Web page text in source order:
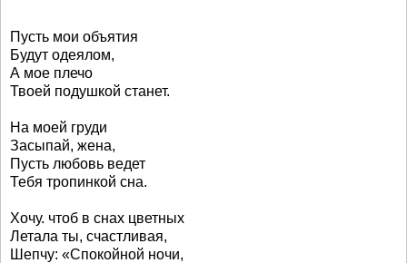
Пусть мои объятия
Будут одеялом,
А мое плечо
Твоей подушкой станет.
На моей груди
Засыпай, жена,
Пусть любовь ведет
Тебя тропинкой сна.
Хочу. чтоб в снах цветных
Летала ты, счастливая,
Шепчу: «Спокойной ночи,